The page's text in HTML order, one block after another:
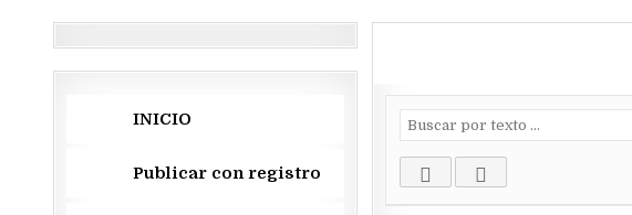
INICIO
Publicar con registro